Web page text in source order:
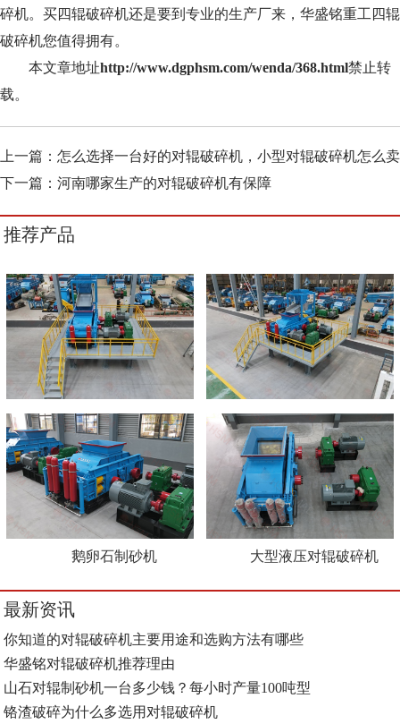
碎机。买四辊破碎机还是要到专业的生产厂来，华盛铭重工四辊
破碎机您值得拥有。
本文章地址http://www.dgphsm.com/wenda/368.html禁止转
载。
上一篇： 怎么选择一台好的对辊破碎机，小型对辊破碎机怎么卖
下一篇： 河南哪家生产的对辊破碎机有保障
推荐产品
鹅卵石制砂机 大型液压对辊破碎机
最新资讯
你知道的对辊破碎机主要用途和选购方法有哪些
华盛铭对辊破碎机推荐理由
山石对辊制砂机一台多少钱？每小时产量100吨型
铬渣破碎为什么多选用对辊破碎机